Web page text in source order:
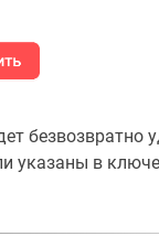
безвозвратно
указаны в